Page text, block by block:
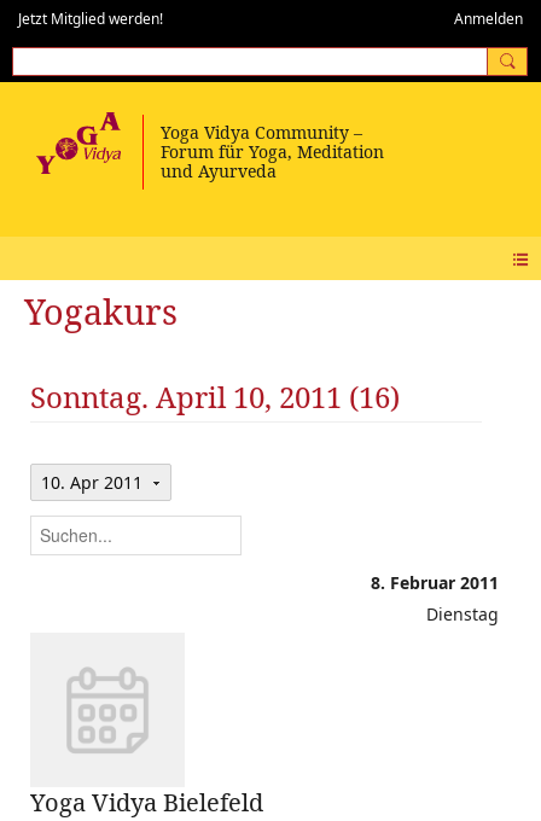
Jetzt Mitglied werden! Anmelden
Yogakurs
Sonntag. April 10, 2011 (16)
10. Apr 2011
8. Februar 2011
Dienstag
Yoga Vidya Bielefeld